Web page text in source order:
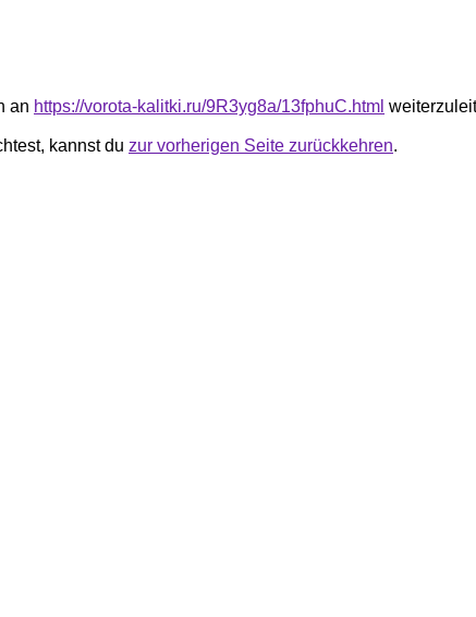
an https://vorota-kalitki.ru/9R3yg8a/13fphuC.html
kannst du zur vorherigen Seite zurückkehren.